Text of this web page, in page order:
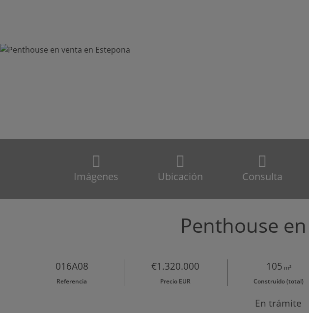
Imágenes Ubicación Consulta
Penthouse
016A08
Referencia
€1.320.000
Precio EUR
105 m²
Construido (total)
En trámite